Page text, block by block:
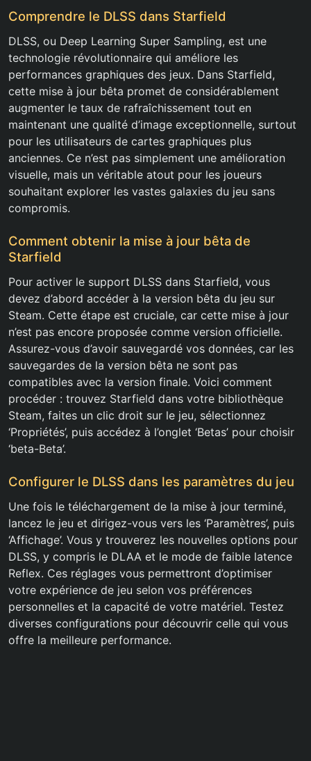
Comprendre le DLSS dans Starfield
DLSS, ou Deep Learning Super Sampling, est une
technologie révolutionnaire qui améliore les
performances graphiques des jeux. Dans Starfield,
cette mise à jour bêta promet de considérablement
augmenter le taux de rafraîchissement tout en
maintenant une qualité d’image exceptionnelle, surtout
pour les utilisateurs de cartes graphiques plus
anciennes. Ce n’est pas simplement une amélioration
visuelle, mais un véritable atout pour les joueurs
souhaitant explorer les vastes galaxies du jeu sans
compromis.
Comment obtenir la mise à jour bêta de
Starfield
Pour activer le support DLSS dans Starfield, vous
devez d’abord accéder à la version bêta du jeu sur
Steam. Cette étape est cruciale, car cette mise à jour
n’est pas encore proposée comme version officielle.
Assurez-vous d’avoir sauvegardé vos données, car les
sauvegardes de la version bêta ne sont pas
compatibles avec la version finale. Voici comment
procéder : trouvez Starfield dans votre bibliothèque
Steam, faites un clic droit sur le jeu, sélectionnez
‘Propriétés’, puis accédez à l’onglet ‘Betas’ pour choisir
‘beta-Beta’.
Configurer le DLSS dans les paramètres du jeu
Une fois le téléchargement de la mise à jour terminé,
lancez le jeu et dirigez-vous vers les ‘Paramètres’, puis
‘Affichage’. Vous y trouverez les nouvelles options pour
DLSS, y compris le DLAA et le mode de faible latence
Reflex. Ces réglages vous permettront d’optimiser
votre expérience de jeu selon vos préférences
personnelles et la capacité de votre matériel. Testez
diverses configurations pour découvrir celle qui vous
offre la meilleure performance.